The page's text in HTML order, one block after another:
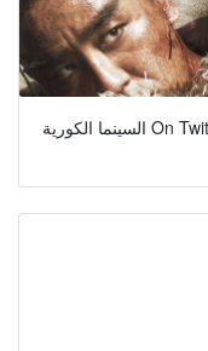
السينما الكورية On Twitter أفضل الأفلام التاريخية الكورية قائمة م